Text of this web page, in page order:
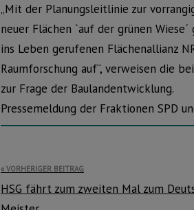
„Mit der Planungsleitlinie zur
neuer Flächen `auf der grünen
ins Leben gerufenen Flächenallianz
Raumforschung auf“, verweisen die
zur Frage der Baulandentwicklung.
Pressemeldung der Fraktionen SPD
Beitragsnavigation
VORHERIGER BEITRAG
HSG fährt zum zweiten Mal zum